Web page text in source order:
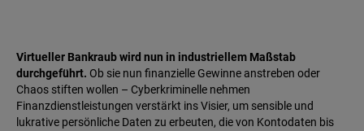
Virtueller Bankraub wird nun in industriellem Maßstab
durchgeführt. Ob sie nun finanzielle Gewinne anstreben oder
Chaos stiften wollen – Cyberkriminelle nehmen
Finanzdienstleistungen verstärkt ins Visier, um sensible und
lukrative persönliche Daten zu erbeuten, die von Kontodaten bis